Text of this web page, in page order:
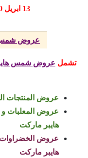
13 ابريل 2020 و حتى نفاذ الكمية.
عروض شمس
تشمل عروض شمس
عروض المنتجات
عروض
هايبر ماركت
عروض
هايبر ماركت